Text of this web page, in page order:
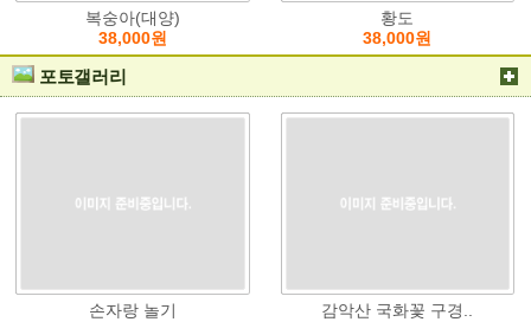
복숭아(대양)
38,000원
황도
38,000원
포토갤러리
손자랑 놀기 감악산 국화꽃 구경..